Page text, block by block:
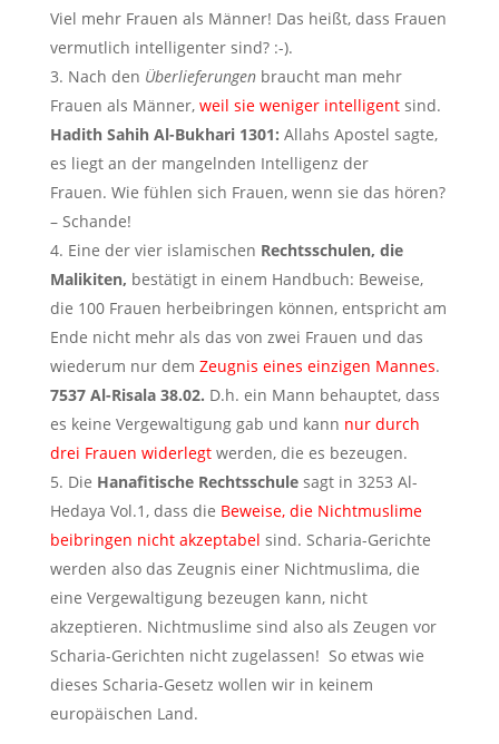
Viel mehr Frauen als Männer! Das heißt, dass Frauen
vermutlich intelligenter sind? :-).
Nach den Überlieferungenbraucht man mehr
Frauen als Männer, weil sie weniger intelligentsind.
Hadith Sahih Al-Bukhari 1301: Allahs Apostel sagte,
es liegt an der mangelnden Intelligenz der
Frauen. Wie fühlen sich Frauen, wenn sie das hören?
– Schande!
Eine der vier islamischen Rechtsschulen, die
Malikiten, bestätigt in einem Handbuch: Beweise,
die 100 Frauen herbeibringen können, entspricht am
Ende nicht mehr als das von zwei Frauen und das
wiederum nur dem Zeugnis eines einzigen Mannes.
7537 Al-Risala 38.02. D.h. ein Mann behauptet, dass
es keine Vergewaltigung gab und kann nur durch
drei Frauen widerlegtwerden, die es bezeugen.
Die Hanafitische Rechtsschulesagt in 3253 Al-
Hedaya Vol.1, dass die Beweise, die Nichtmuslime
beibringen nicht akzeptabel sind. Scharia-Gerichte
werden also das Zeugnis einer Nichtmuslima, die
eine Vergewaltigung bezeugen kann, nicht
akzeptieren. Nichtmuslime sind also als Zeugen vor
Scharia-Gerichten nicht zugelassen! So etwas wie
dieses Scharia-Gesetz wollen wir in keinem
europäischen Land.